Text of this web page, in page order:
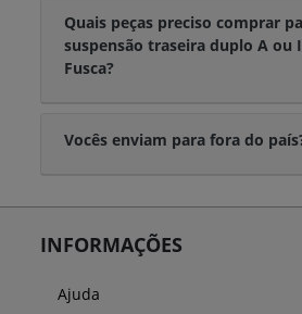
Quais peças preciso comprar
suspensão traseira duplo A ou
Fusca?
Vocês enviam para fora do
INFORMAÇÕES
Ajuda